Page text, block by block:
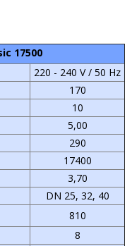
17500
220 - 240 V / 50 Hz
170
10
5,00
290
17400
3,70
DN 25, 32, 40
810
8